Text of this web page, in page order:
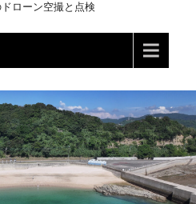
ローン空撮と点検